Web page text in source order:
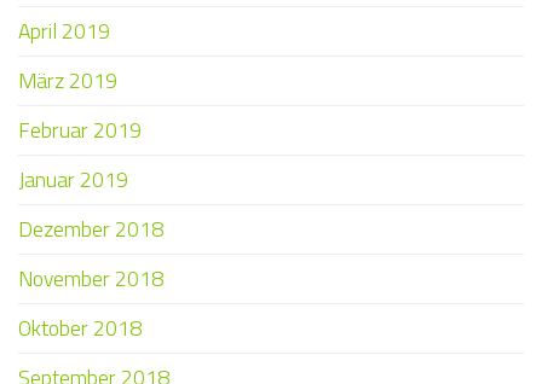
April 2019
März 2019
Februar 2019
Januar 2019
Dezember 2018
November 2018
Oktober 2018